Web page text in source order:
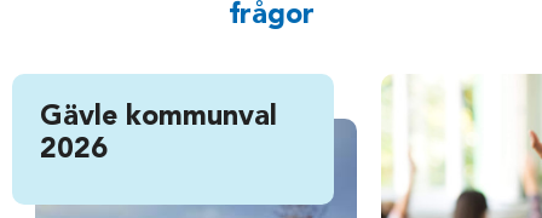
frågor
Gävle kommunval
2026